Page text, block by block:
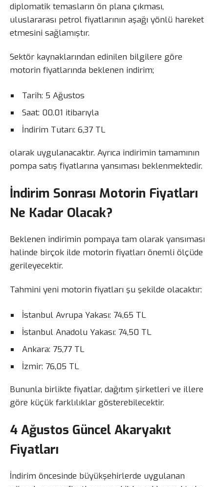
diplomatik temasların ön plana çıkması,
uluslararası petrol fiyatlarının aşağı yönlü hareket
etmesini sağlamıştır.
Sektör kaynaklarından edinilen bilgilere göre
motorin fiyatlarında beklenen indirim;
Tarih: 5 Ağustos
Saat: 00.01 itibarıyla
İndirim Tutarı: 6,37 TL
olarak uygulanacaktır. Ayrıca indirimin tamamının
pompa satış fiyatlarına yansıması beklenmektedir.
İndirim Sonrası Motorin Fiyatları
Ne Kadar Olacak?
Beklenen indirimin pompaya tam olarak yansıması
halinde birçok ilde motorin fiyatları önemli ölçüde
gerileyecektir.
Tahmini yeni motorin fiyatları şu şekilde olacaktır:
İstanbul Avrupa Yakası: 74,65 TL
İstanbul Anadolu Yakası: 74,50 TL
Ankara: 75,77 TL
İzmir: 76,05 TL
Bununla birlikte fiyatlar, dağıtım şirketleri ve illere
göre küçük farklılıklar gösterebilecektir.
4 Ağustos Güncel Akaryakıt
Fiyatları
İndirim öncesinde büyükşehirlerde uygulanan